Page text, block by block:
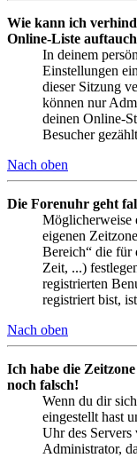
Wie kann ich
Online-Liste
In deinem
Einstellungen
dieser Sitzung
können nur
deinen Online-
Besucher
Nach oben
Die Forenuhr geht
Möglicherweise
eigenen
Bereich“ die für
Zeit, ...)
registrierten
registriert bist,
Nach oben
Ich habe die
noch falsch!
Wenn du dir
eingestellt hast
Uhr des
Administrator,